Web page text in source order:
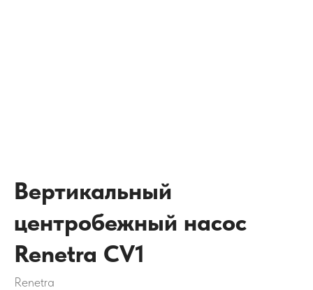
Вертикальный
центробежный насос
Renetra CV1
Renetra